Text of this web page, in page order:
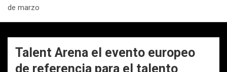
de marzo
Talent Arena el evento europeo
de referencia para el talento